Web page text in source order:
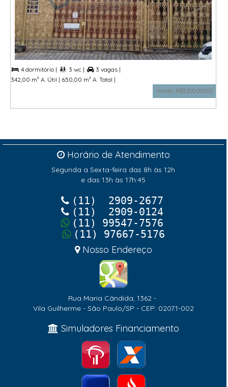
 4 dormitório |  3 wc |  3 vagas |
342,00 m² A. Útil | 650,00 m² A. Total |
Venda: R$3.200.000,00
Horário de Atendimento
Segunda a Sexta-feira das 8h às 12h
e das 13h às 17h:45
(11) 2909-2677
(11) 2909-0124
(11) 99547-7576
(11) 97667-5176
Nosso Endereço
Rua Maria Cândida, 1362 -
Vila Guilherme - São Paulo/SP - CEP: 02071-002
Simuladores Financiamento